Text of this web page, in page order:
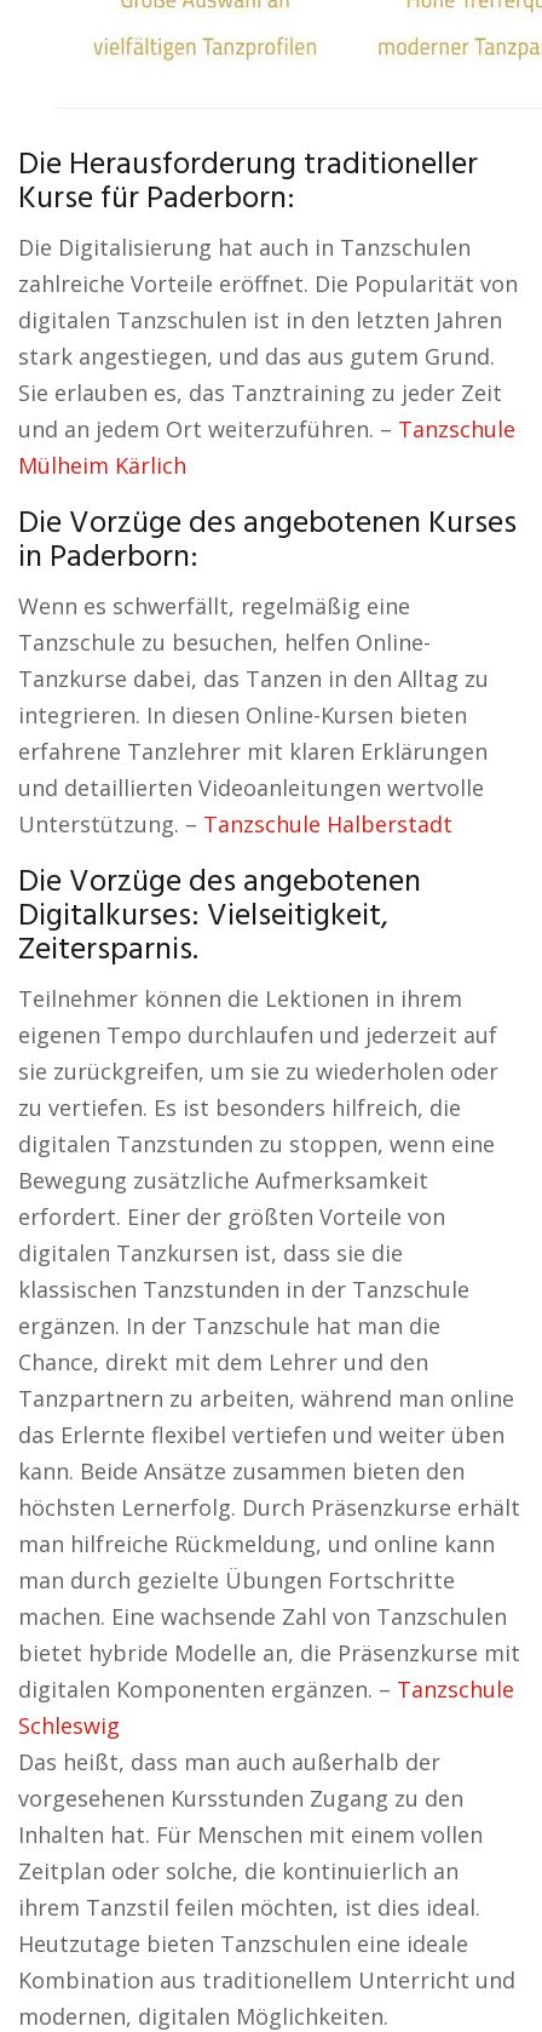
Die Herausforderung traditioneller
Kurse für Paderborn:
Die Digitalisierung hat auch in Tanzschulen
zahlreiche Vorteile eröffnet. Die Popularität von
digitalen Tanzschulen ist in den letzten Jahren
stark angestiegen, und das aus gutem Grund.
Sie erlauben es, das Tanztraining zu jeder Zeit
und an jedem Ort weiterzuführen. – Tanzschule
Mülheim Kärlich
Die Vorzüge des angebotenen Kurses
in Paderborn:
Wenn es schwerfällt, regelmäßig eine
Tanzschule zu besuchen, helfen Online-
Tanzkurse dabei, das Tanzen in den Alltag zu
integrieren. In diesen Online-Kursen bieten
erfahrene Tanzlehrer mit klaren Erklärungen
und detaillierten Videoanleitungen wertvolle
Unterstützung. – Tanzschule Halberstadt
Die Vorzüge des angebotenen
Digitalkurses: Vielseitigkeit,
Zeitersparnis.
Teilnehmer können die Lektionen in ihrem
eigenen Tempo durchlaufen und jederzeit auf
sie zurückgreifen, um sie zu wiederholen oder
zu vertiefen. Es ist besonders hilfreich, die
digitalen Tanzstunden zu stoppen, wenn eine
Bewegung zusätzliche Aufmerksamkeit
erfordert. Einer der größten Vorteile von
digitalen Tanzkursen ist, dass sie die
klassischen Tanzstunden in der Tanzschule
ergänzen. In der Tanzschule hat man die
Chance, direkt mit dem Lehrer und den
Tanzpartnern zu arbeiten, während man online
das Erlernte flexibel vertiefen und weiter üben
kann. Beide Ansätze zusammen bieten den
höchsten Lernerfolg. Durch Präsenzkurse erhält
man hilfreiche Rückmeldung, und online kann
man durch gezielte Übungen Fortschritte
machen. Eine wachsende Zahl von Tanzschulen
bietet hybride Modelle an, die Präsenzkurse mit
digitalen Komponenten ergänzen. – Tanzschule
Schleswig
Das heißt, dass man auch außerhalb der
vorgesehenen Kursstunden Zugang zu den
Inhalten hat. Für Menschen mit einem vollen
Zeitplan oder solche, die kontinuierlich an
ihrem Tanzstil feilen möchten, ist dies ideal.
Heutzutage bieten Tanzschulen eine ideale
Kombination aus traditionellem Unterricht und
modernen, digitalen Möglichkeiten.